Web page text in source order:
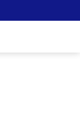
Kebaikan